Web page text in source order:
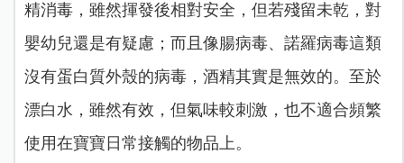
精消毒，雖然揮發後相對安全，但若殘留未乾，對
嬰幼兒還是有疑慮；而且像腸病毒、諾羅病毒這類
沒有蛋白質外殼的病毒，酒精其實是無效的。至於
漂白水，雖然有效，但氣味較刺激，也不適合頻繁
使用在寶寶日常接觸的物品上。